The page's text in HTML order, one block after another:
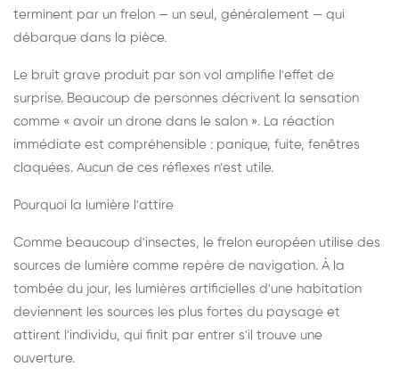
terminent par un frelon — un seul, généralement — qui
débarque dans la pièce.
Le bruit grave produit par son vol amplifie l'effet de
surprise. Beaucoup de personnes décrivent la sensation
comme « avoir un drone dans le salon ». La réaction
immédiate est compréhensible : panique, fuite, fenêtres
claquées. Aucun de ces réflexes n'est utile.
Pourquoi la lumière l'attire
Comme beaucoup d'insectes, le frelon européen utilise des
sources de lumière comme repère de navigation. À la
tombée du jour, les lumières artificielles d'une habitation
deviennent les sources les plus fortes du paysage et
attirent l'individu, qui finit par entrer s'il trouve une
ouverture.